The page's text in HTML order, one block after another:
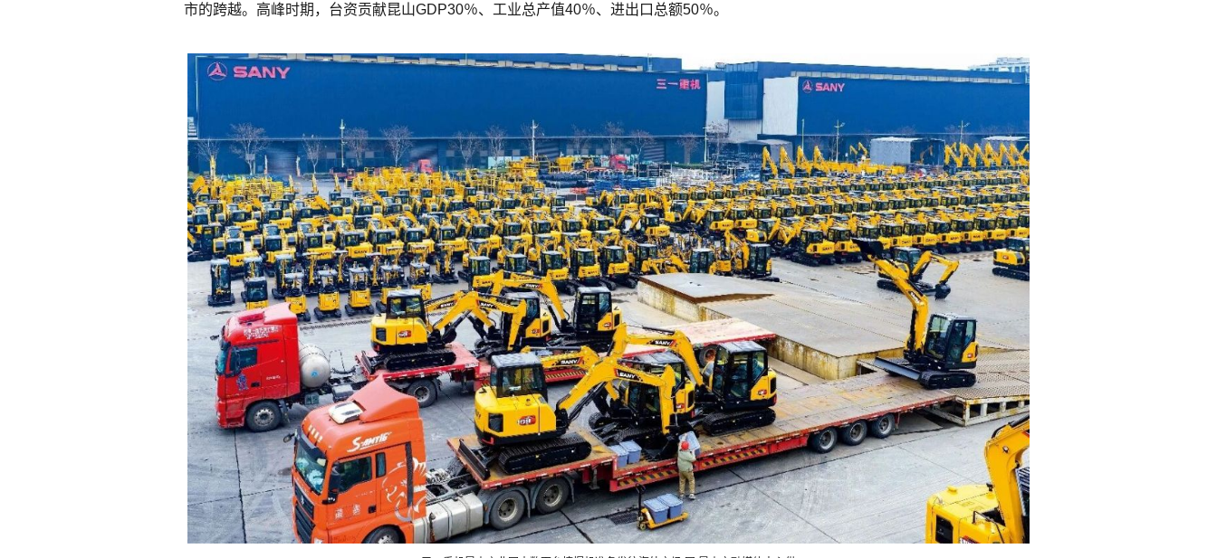
市的跨越。高峰时期，台资贡献昆山GDP30％、工业总产值40％、进出口总额50％。